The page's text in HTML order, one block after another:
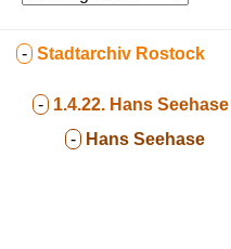
- Stadtarchiv Rostock
- 1.4.22. Hans Seehase
- Hans Seehase